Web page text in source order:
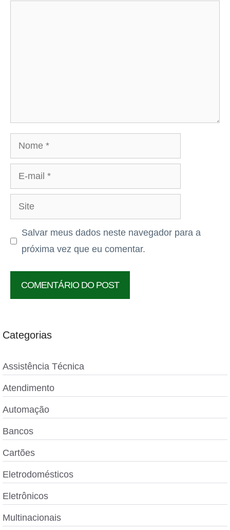
Nome
mail
Site
Salvar meus dados neste navegador para a
próxima vez que eu comentar.
Categorias
Assistência Técnica
Atendimento
Automação
Bancos
Cartões
Eletrodomésticos
Eletrônicos
Multinacionais